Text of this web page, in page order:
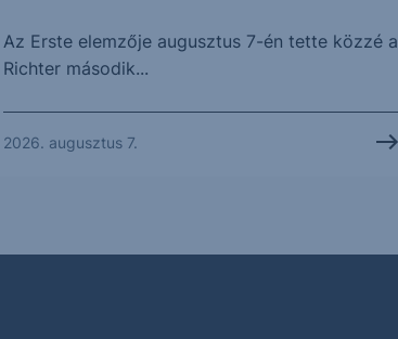
Az Erste elemzője augusztus 7-én tette közzé a
Richter második...
2026. augusztus 7.